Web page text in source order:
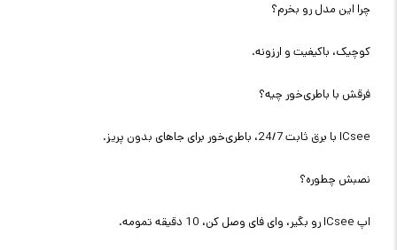
چرا این مدل رو بخرم؟
کوچیک، باکیفیت و ارزونه.
فرقش با باطری‌خور چیه؟
ICsee با برق ثابت 24/7، باطری‌خور برای جاهای بدون پریز.
نصبش چطوره؟
اپ ICsee رو بگیر، وای فای وصل کن، 10 دقیقه تمومه.